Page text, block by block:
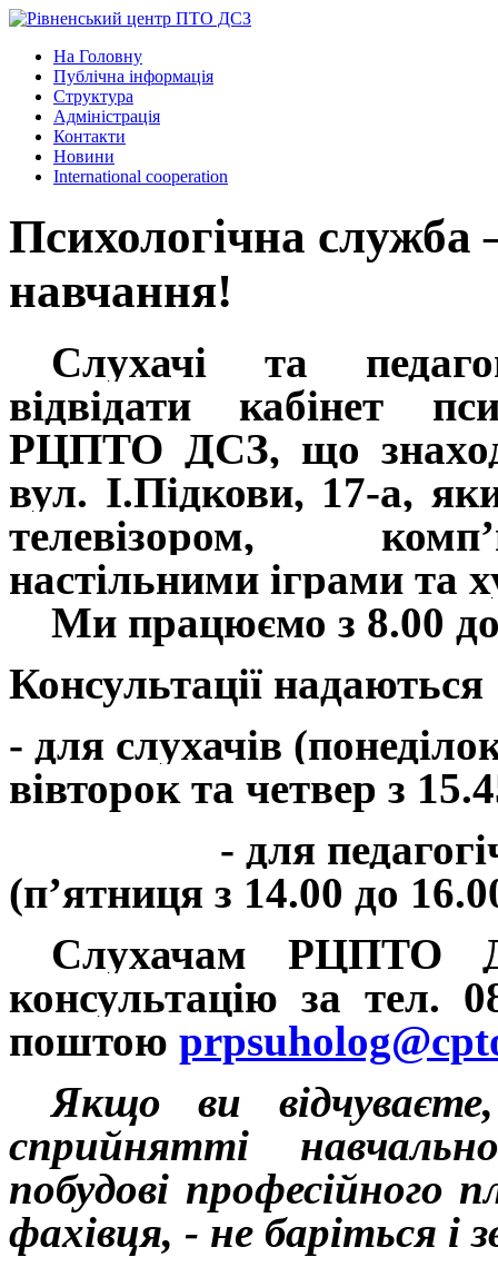
На Головну
Публічна інформація
Структура
Адміністрація
Контакти
Новини
International cooperation
Психологічна служба
навчання!
Слухачі та
відвідати кабінет
РЦПТО ДСЗ, що
вул. І.Підкови, 17-а,
телевізором,
настільними іграми та
Ми працюємо з 8.00
Консультації надаються
- для слухачів
вівторок та четвер з
- для
(п’ятниця з 14.00 до
Слухачам РЦПТО
консультацію за тел.
поштою
Якщо ви
сприйнятті
побудові професійного
фахівця, - не баріться і